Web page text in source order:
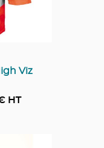
Viz
HT